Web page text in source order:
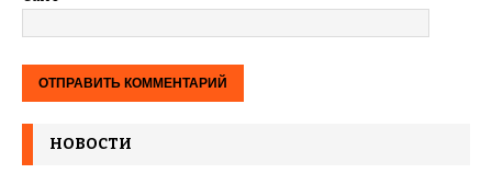
НОВОСТИ